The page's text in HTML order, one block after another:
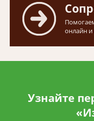
онлайн и
Узнайте